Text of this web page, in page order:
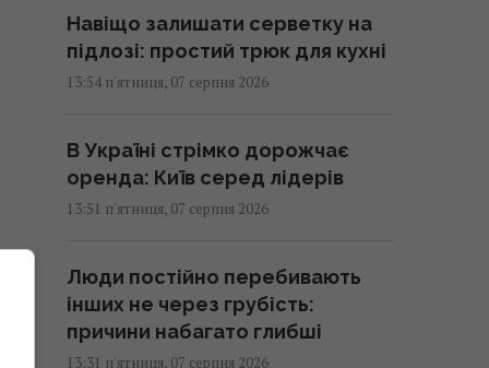
Навіщо залишати серветку на
підлозі: простий трюк для кухні
13:54 п'ятниця, 07 серпня 2026
В Україні стрімко дорожчає
оренда: Київ серед лідерів
13:51 п'ятниця, 07 серпня 2026
Люди постійно перебивають
інших не через грубість:
причини набагато глибші
13:31 п'ятниця, 07 серпня 2026